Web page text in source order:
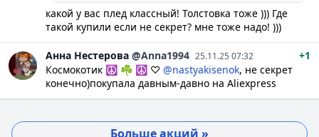
какой у вас плед классный! Толстовка тоже ))) Где
такой купили если не секрет? мне тоже надо! )))
Анна Нестерова @Anna1994 25.11.25 07:32
+1
Космокотик ☮ ☘ ☮ ♡ @nastyakisenok, не секрет
конечно)покупала давным-давно на Aliexpress
Больше акций »